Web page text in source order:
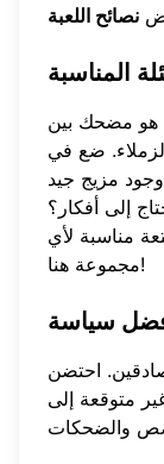
نصائح اللعبة
المناسبة
هو مضحك بين
ضع في
مزيج جيد
إلى أفكار؟
مناسبة لأي
مجموعة هنا!
سياسة
احتضن
متوقعة إلى